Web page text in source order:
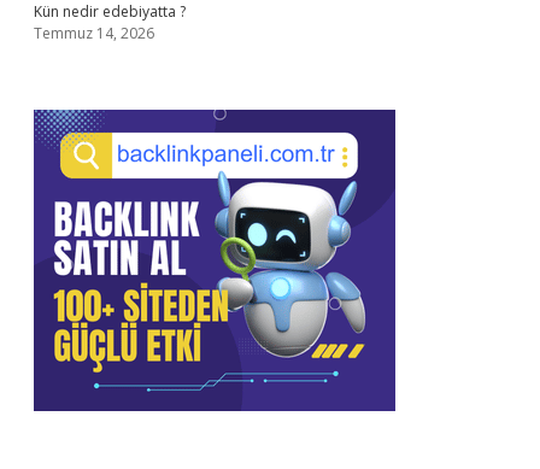
Kün nedir edebiyatta ?
Temmuz 14, 2026